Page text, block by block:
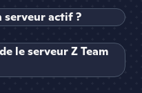
serveur actif ?
le serveur Z Team